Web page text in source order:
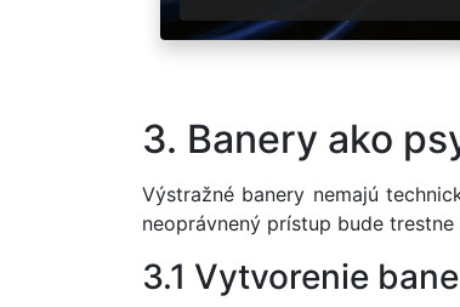
3. Banery ako
Výstražné banery nemajú
neoprávnený prístup bude trestne
3.1 Vytvorenie